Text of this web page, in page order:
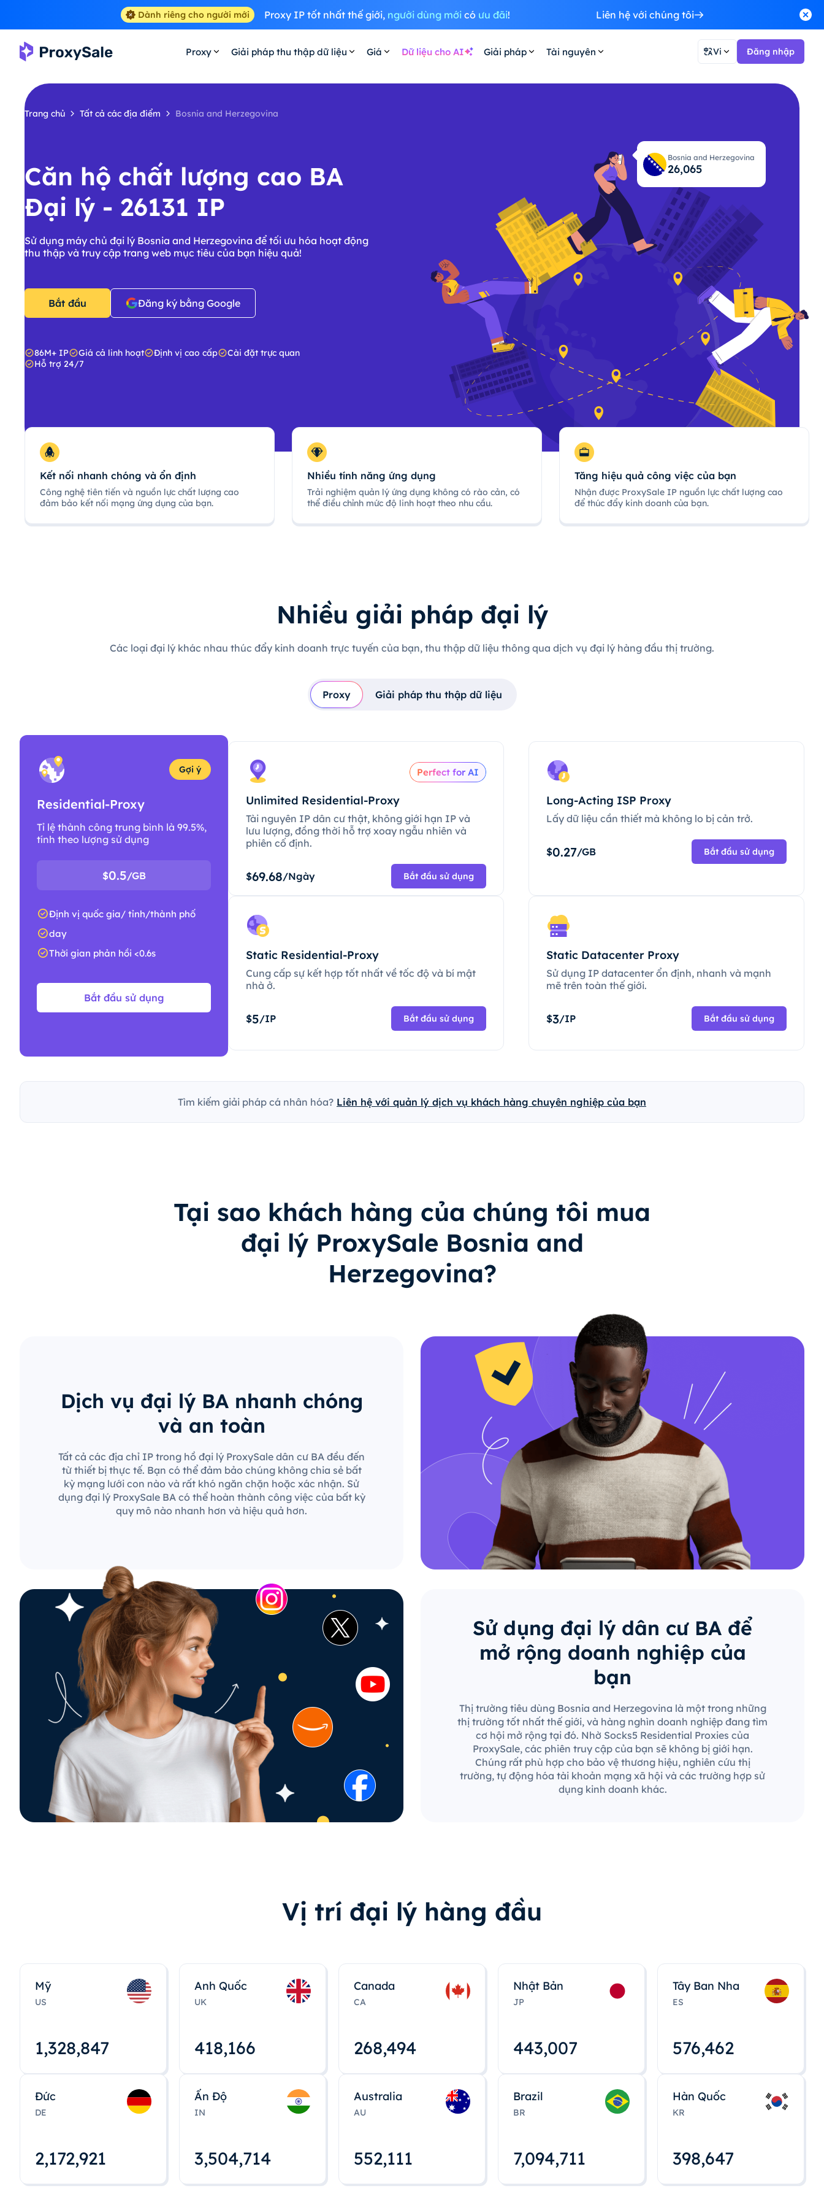
Dành riêng cho người mới Proxy IP tốt nhất thế giới, người dùng mớicó ưu đãi! Liên hệ với chúng tôi
Proxy Giải pháp thu thập dữ liệu Giá Dữ liệu cho AI Giải pháp Tài nguyên Vi Đăng nhập
Trang chủ Tất cả các địa điểm Bosnia and Herzegovina
Căn hộ chất lượng cao BA
Đại lý - 26131 IP
Sử dụng máy chủ đại lý Bosnia and Herzegovina để tối ưu hóa hoạt động
thu thập và truy cập trang web mục tiêu của bạn hiệu quả!
Bắt đầu Đăng ký bằng Google
86M+ IP Giá cả linh hoạt Định vị cao cấp
Cài đặt trực quan
Hỗ trợ 24/7
Bosnia and Herzegovina
26,131
Kết nối nhanh chóng và ổn định
Công nghệ tiên tiến và nguồn lực chất lượng cao
đảm bảo kết nối mạng ứng dụng của bạn.
Nhiều tính năng ứng dụng
Trải nghiệm quản lý ứng dụng không có rào cản, có
thể điều chỉnh mức độ linh hoạt theo nhu cầu.
Tăng hiệu quả công việc của bạn
Nhận được ProxySale IP nguồn lực chất lượng cao
để thúc đẩy kinh doanh của bạn.
Nhiều giải pháp đại lý
Các loại đại lý khác nhau thúc đẩy kinh doanh trực tuyến của bạn, thu thập dữ liệu thông qua dịch vụ đại lý hàng đầu thị trường.
Proxy Giải pháp thu thập dữ liệu
Gợi ý
Residential-Proxy
Tỉ lệ thành công trung bình là 99.5%,
tính theo lượng sử dụng
$0.5/GB
Định vị quốc gia/ tỉnh/thành phố
day
Thời gian phản hồi <0.6s
Bắt đầu sử dụng
Perfect for AI
Unlimited Residential-Proxy
Tài nguyên IP dân cư thật, không giới hạn IP và
lưu lượng, đồng thời hỗ trợ xoay ngẫu nhiên và
phiên cố định.
$69.68/Ngày Bắt đầu sử dụng
Long-Acting ISP Proxy
Lấy dữ liệu cần thiết mà không lo bị cản trở.
$0.27/GB Bắt đầu sử dụng
Static Residential-Proxy
Cung cấp sự kết hợp tốt nhất về tốc độ và bí mật
nhà ở.
$5/IP Bắt đầu sử dụng
Static Datacenter Proxy
Sử dụng IP datacenter ổn định, nhanh và mạnh
mẽ trên toàn thế giới.
$3/IP Bắt đầu sử dụng
Tìm kiếm giải pháp cá nhân hóa? Liên hệ với quản lý dịch vụ khách hàng chuyên nghiệp của bạn
Tại sao khách hàng của chúng tôi mua
đại lý ProxySale Bosnia and
Herzegovina?
Dịch vụ đại lý BA nhanh chóng
và an toàn
Tất cả các địa chỉ IP trong hồ đại lý ProxySale dân cư BA đều đến
từ thiết bị thực tế. Bạn có thể đảm bảo chúng không chia sẻ bất
kỳ mạng lưới con nào và rất khó ngăn chặn hoặc xác nhận. Sử
dụng đại lý ProxySale BA có thể hoàn thành công việc của bất kỳ
quy mô nào nhanh hơn và hiệu quả hơn.
Sử dụng đại lý dân cư BA để
mở rộng doanh nghiệp của
bạn
Thị trường tiêu dùng Bosnia and Herzegovina là một trong những
thị trường tốt nhất thế giới, và hàng nghìn doanh nghiệp đang tìm
cơ hội mở rộng tại đó. Nhờ Socks5 Residential Proxies của
ProxySale, các phiên truy cập của bạn sẽ không bị giới hạn.
Chúng rất phù hợp cho bảo vệ thương hiệu, nghiên cứu thị
trường, tự động hóa tài khoản mạng xã hội và các trường hợp sử
dụng kinh doanh khác.
Vị trí đại lý hàng đầu
Mỹ
US
1,328,848
Anh Quốc
UK
418,167
Canada
CA
268,495
Nhật Bản
JP
443,008
Tây Ban Nha
ES
576,463
Đức
DE
2,172,922
Ấn Độ
IN
3,504,715
Australia
AU
552,112
Brazil
BR
7,094,712
Hàn Quốc
KR
398,648